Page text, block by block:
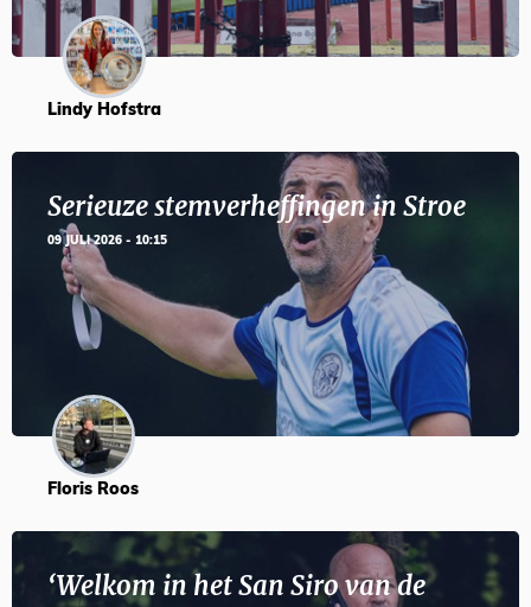
Lindy Hofstra
Serieuze stemverheffingen in Stroe
09 JULI 2026 - 10:15
Floris Roos
‘Welkom in het San Siro van de